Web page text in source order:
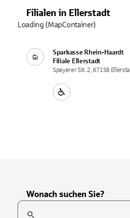
Filialen in Ellerstadt
Sparkasse Rhein-Haardt
Filiale Ellerstadt
Speyerer Str. 2, 67158
Loading (MapContainer)
Wonach suchen Sie?
Suchfeld